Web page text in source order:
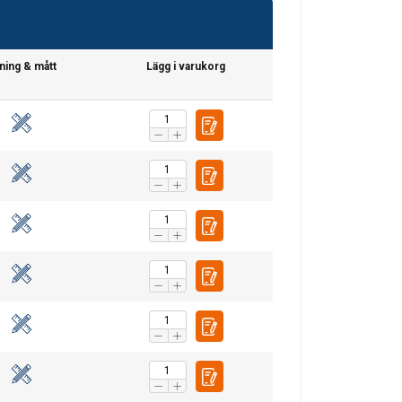
& mått Lägg i varukorg
delar också
som kan
Oklassificerade